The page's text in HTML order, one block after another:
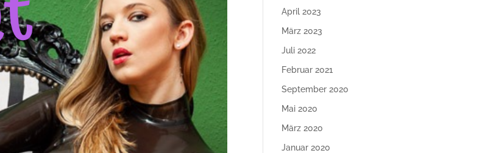
April 2023
März 2023
Juli 2022
Februar 2021
September 2020
Mai 2020
März 2020
Januar 2020